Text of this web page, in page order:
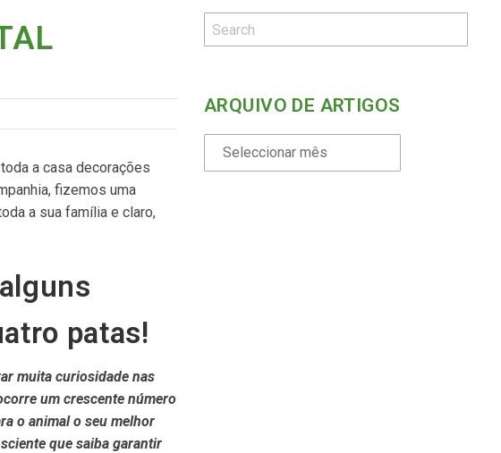
a casa decorações
fizemos uma
a sua família e claro,
patas!
muita curiosidade nas
um crescente número
o animal o seu melhor
que saiba garantir
ARQUIVO DE ARTIGOS